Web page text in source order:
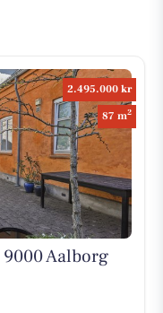
2.495.000 kr
87 m2
9000 Aalborg